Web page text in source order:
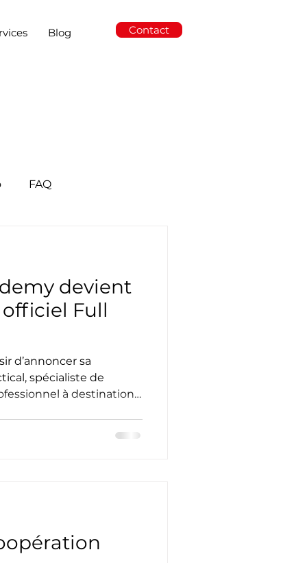
Blog Contact
FAQ
devient
Full
d’annoncer sa
spécialiste de
à destination
permettant de